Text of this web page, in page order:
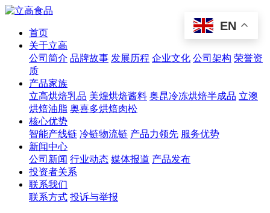
首页
关于立高
公司简介 品牌故事 发展历程 企业文化 公司架构 荣誉资
质
产品家族
立高烘焙乳品 美煌烘焙酱料 奥昆冷冻烘焙半成品 立澳
烘焙油脂 奥喜多烘焙肉松
核心优势
智能产线链 冷链物流链 产品力领先 服务优势
新闻中心
公司新闻 行业动态 媒体报道 产品发布
投资者关系
联系我们
联系方式 投诉与举报
EN